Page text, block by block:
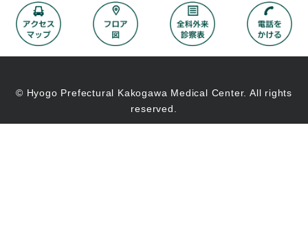
© Hyogo Prefectural Kakogawa Medical Center. All rights
reserved.